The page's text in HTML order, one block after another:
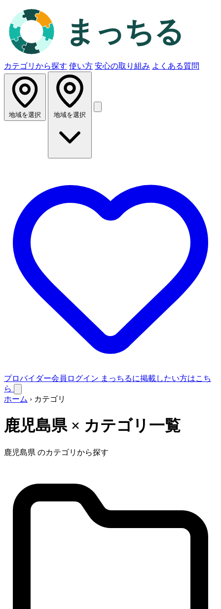
カテゴリから探す 使い方 安心の取り組み よくある質問
地域を選択 地域を選択
プロバイダー会員ログイン まっちるに掲載したい方はこち
ら
ホーム › カテゴリ
鹿児島県 × カテゴリ一覧
鹿児島県 のカテゴリから探す